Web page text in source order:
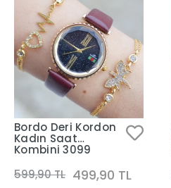
Bordo Deri Kordon
Kadın Saat
Kombini 3099
599,90 TL 499,90 TL